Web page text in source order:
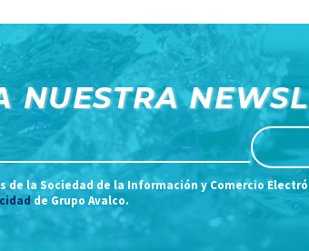
NUESTRA
de la Sociedad de la Información y Comercio
de Grupo Avalco.